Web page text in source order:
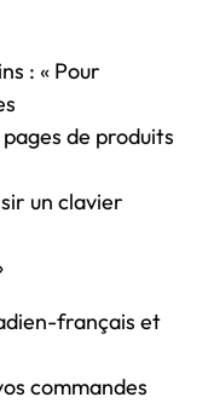
: « Pour
de produits
un clavier
français et
commandes